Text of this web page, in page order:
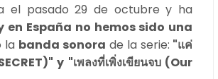
el pasado 29 de octubre y ha
en España no hemos sido una
la banda sonora de la serie: "แค่
y "เพลงที่เพิ่งเขียนจบ (Our